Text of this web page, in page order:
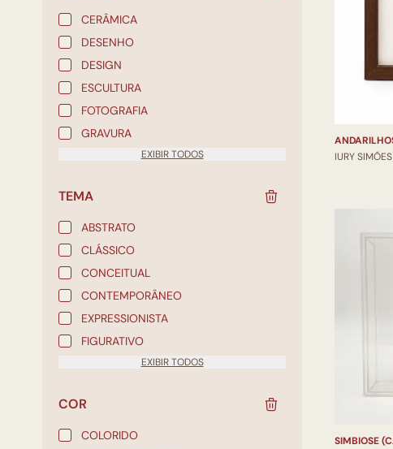
CERÂMICA
DESENHO
DESIGN
ESCULTURA
FOTOGRAFIA
GRAVURA
EXIBIR TODOS
TEMA
ABSTRATO
CLÁSSICO
CONCEITUAL
CONTEMPORÂNEO
EXPRESSIONISTA
FIGURATIVO
EXIBIR TODOS
COR
COLORIDO
IURY SIMÕES
SIMBIOSE